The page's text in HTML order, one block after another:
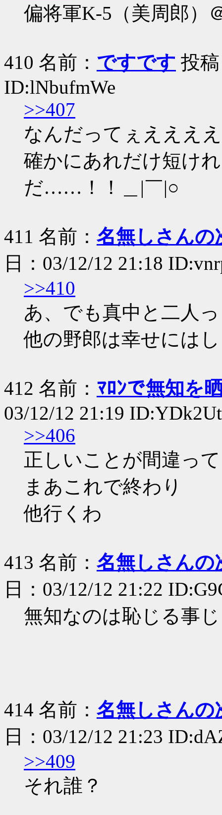
偏将軍K-5（美周郎）
410 名前： ですです 投
ID:lNbufmWe
>>407
なんだってぇえええ
確かにあれだけ短け
だ……！！＿|￣|○
411 名前： 名無しさんの
日：03/12/12 21:18
>>410
あ、でも真中と二人
他の野郎は幸せには
412 名前： ﾏﾛﾝで無知を
03/12/12 21:19
>>406
正しいことが間違っ
まあこれで終わり
他行くわ
413 名前： 名無しさんの
日：03/12/12 21:22
無知なのは恥じる事
414 名前： 名無しさんの
日：03/12/12 21:23
>>409
それ誰？